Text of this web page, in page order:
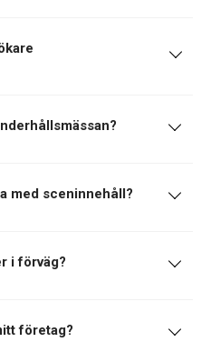
med sceninnehåll?
i förväg?
företag?